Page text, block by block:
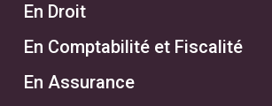
En Droit
En Comptabilité et Fiscalité
En Assurance